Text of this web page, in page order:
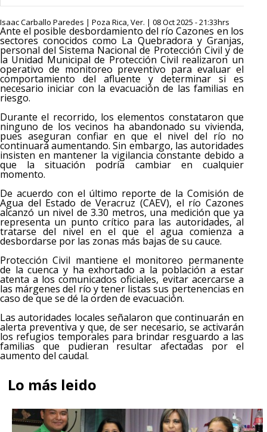
Isaac Carballo Paredes | Poza Rica, Ver. | 08 Oct 2025 - 21:33hrs
Ante el posible desbordamiento del río Cazones en los
sectores conocidos como La Quebradora y Granjas,
personal del Sistema Nacional de Protección Civil y de
la Unidad Municipal de Protección Civil realizaron un
operativo de monitoreo preventivo para evaluar el
comportamiento del afluente y determinar si es
necesario iniciar con la evacuación de las familias en
riesgo.
Durante el recorrido, los elementos constataron que
ninguno de los vecinos ha abandonado su vivienda,
pues aseguran confiar en que el nivel del río no
continuará aumentando. Sin embargo, las autoridades
insisten en mantener la vigilancia constante debido a
que la situación podría cambiar en cualquier
momento.
De acuerdo con el último reporte de la Comisión de
Agua del Estado de Veracruz (CAEV), el río Cazones
alcanzó un nivel de 3.30 metros, una medición que ya
representa un punto crítico para las autoridades, al
tratarse del nivel en el que el agua comienza a
desbordarse por las zonas más bajas de su cauce.
Protección Civil mantiene el monitoreo permanente
de la cuenca y ha exhortado a la población a estar
atenta a los comunicados oficiales, evitar acercarse a
las márgenes del río y tener listas sus pertenencias en
caso de que se dé la orden de evacuación.
Las autoridades locales señalaron que continuarán en
alerta preventiva y que, de ser necesario, se activarán
los refugios temporales para brindar resguardo a las
familias que pudieran resultar afectadas por el
aumento del caudal.
Lo más leido